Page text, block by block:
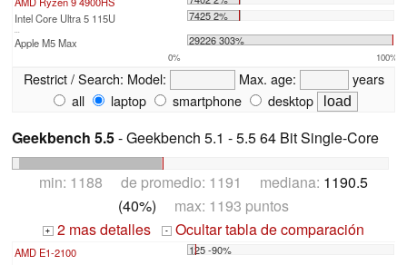
Intel Core Ultra 5 115U
7425 2%
...
Apple M5 Max 29226 303%
0% 100%
Restrict / Search: Model: Max. age:
years
all
laptop smartphone desktop
Geekbench 5.5- Geekbench 5.1 - 5.5 64 Bit Single-Core
min: 1188 de promedio: 1191 mediana: 1190.5
(40%) max: 1193 puntos
+ 2 mas detalles - Ocultar tabla de comparación
AMD E1-2100 125 -90%